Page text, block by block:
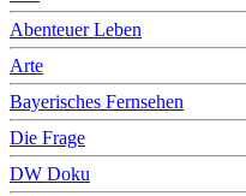
Abenteuer Leben
Arte
Bayerisches Fernsehen
Die Frage
DW Doku